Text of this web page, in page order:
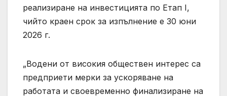
реализиране на инвестицията по Етап I,
чийто краен срок за изпълнение е 30 юни
2026 г.
„Водени от високия обществен интерес са
предприети мерки за ускоряване на
работата и своевременно финализиране на